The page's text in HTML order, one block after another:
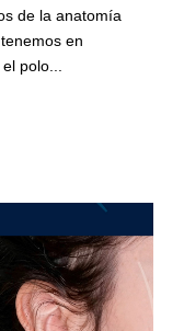
de la anatomía
en
polo...